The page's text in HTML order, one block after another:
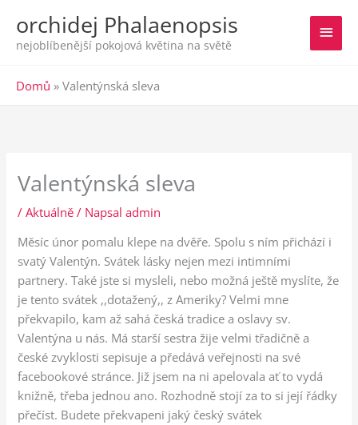
orchidej Phalaenopsis
nejoblíbenější pokojová květina na světě
Domů » Valentýnská sleva
Valentýnská sleva
/Aktuálně / Napsaladmin
Měsíc únor pomalu klepe na dvěře. Spolu s ním přichází i
svatý Valentýn. Svátek lásky nejen mezi intimními
partnery. Také jste si mysleli, nebo možná ještě myslíte, že
je tento svátek ,,dotažený,, z Ameriky? Velmi mne
překvapilo, kam až sahá česká tradice a oslavy sv.
Valentýna u nás. Má starší sestra žije velmi třadičně a
české zvyklosti sepisuje a předává veřejnosti na své
facebookové stránce. Již jsem na ni apelovala ať to vydá
knižně, třeba jednou ano. Rozhodně stojí za to si její řádky
přečíst. Budete překvapeni jaký český svátek